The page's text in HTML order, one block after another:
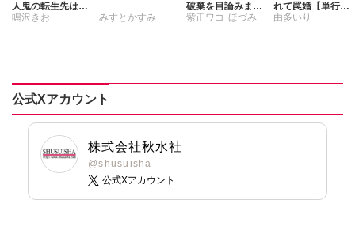
人鬼の転生先はシ
ンママでした～
鳴沢きお みすとかすみ
破棄を目論みまし
たが、陛下にはお
紫正ワコ ほづみ
れて罠婚【単行本
版】【電子書店限
由多いり
公式Xアカウント
株式会社秋水社
@shusuisha
公式Xアカウント